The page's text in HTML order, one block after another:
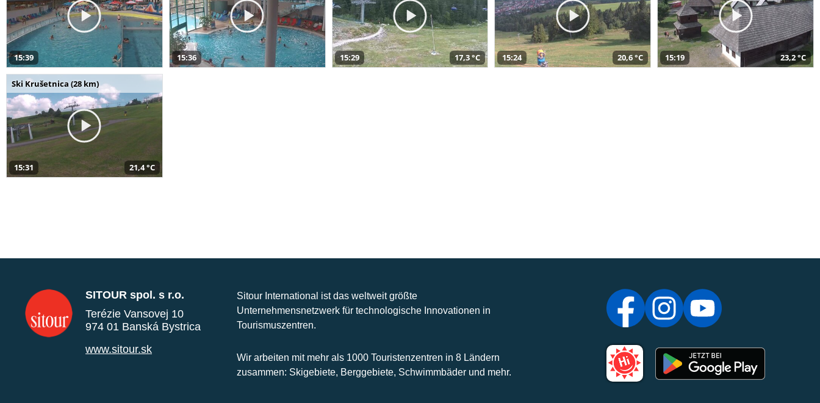
15:39 15:36 15:29 17,3 °C 15:24 20,6 °C 15:19 23,2 °C
Ski Krušetnica (28 km)
15:31 21,4 °C
SITOUR spol. s r.o.
Terézie Vansovej 10
974 01 Banská Bystrica
www.sitour.sk
Sitour International ist das weltweit größte
Unternehmensnetzwerk für technologische Innovationen in
Tourismuszentren.
Wir arbeiten mit mehr als 1000 Touristenzentren in 8 Ländern
zusammen: Skigebiete, Berggebiete, Schwimmbäder und mehr.